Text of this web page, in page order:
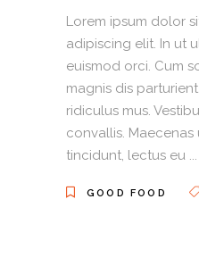
Lorem ipsum dolor
adipiscing elit. In ut
euismod orci. Cum
magnis dis
ridiculus mus.
convallis. Maecenas
tincidunt, lectus eu
GOOD FOOD